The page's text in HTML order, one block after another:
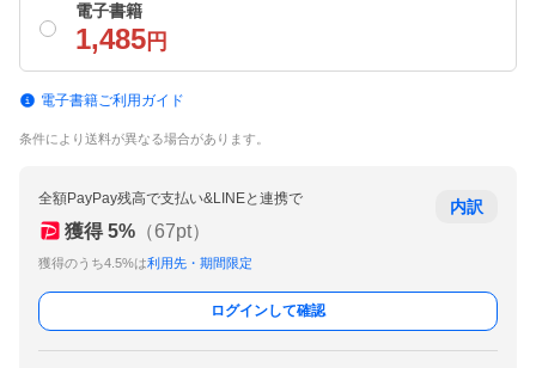
電子書籍
1,485 円
電子書籍ご利用ガイド
条件により送料が異なる場合があります。
全額PayPay残高で支払い&LINEと連携で
獲得 5% （67pt）
獲得のうち4.5%は利用先・期間限定
内訳
ログインして確認